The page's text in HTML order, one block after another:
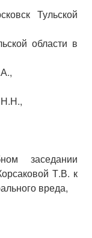
Тульской
области в
Н.Н.,
заседании
Т.В. к
вреда,